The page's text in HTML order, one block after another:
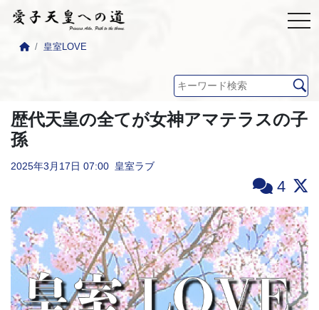
皇室LOVE
歴代天皇の全てが女神アマテラスの子
孫
2025年3月17日 07:00 皇室ラブ
4